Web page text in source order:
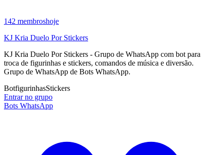
142 membroshoje
KJ Kria Duelo Por Stickers
KJ Kria Duelo Por Stickers - Grupo de WhatsApp com bot para
troca de figurinhas e stickers, comandos de música e diversão.
Grupo de WhatsApp de Bots WhatsApp.
BotfigurinhasStickers
Entrar no grupo
Bots WhatsApp